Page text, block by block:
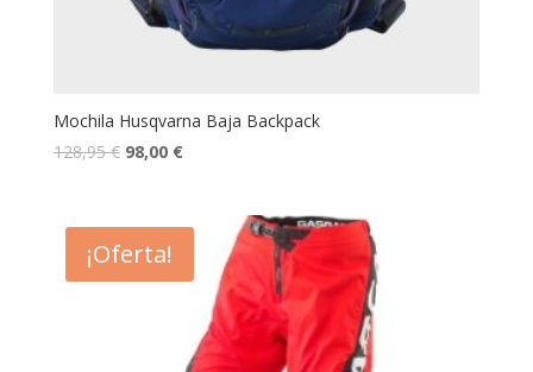
Mochila Husqvarna Baja Backpack
128,95€ 98,00 €
¡Oferta!